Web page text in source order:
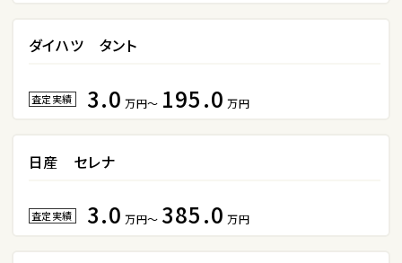
レガシィツーリングワゴン
ダイハツ タント
査定実績 3.0 万円～ 195.0 万円
日産 セレナ
査定実績 3.0 万円～ 385.0 万円